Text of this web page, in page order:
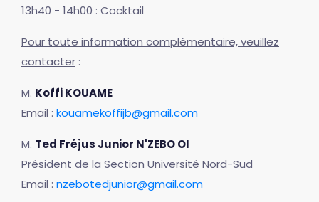
13h40 - 14h00 : Cocktail
Pour toute information complémentaire, veuillez
contacter :
M. Koffi KOUAME
Email : kouamekoffijb@gmail.com
M. Ted Fréjus Junior N'ZEBO OI
Président de la Section Université Nord-Sud
Email : nzebotedjunior@gmail.com